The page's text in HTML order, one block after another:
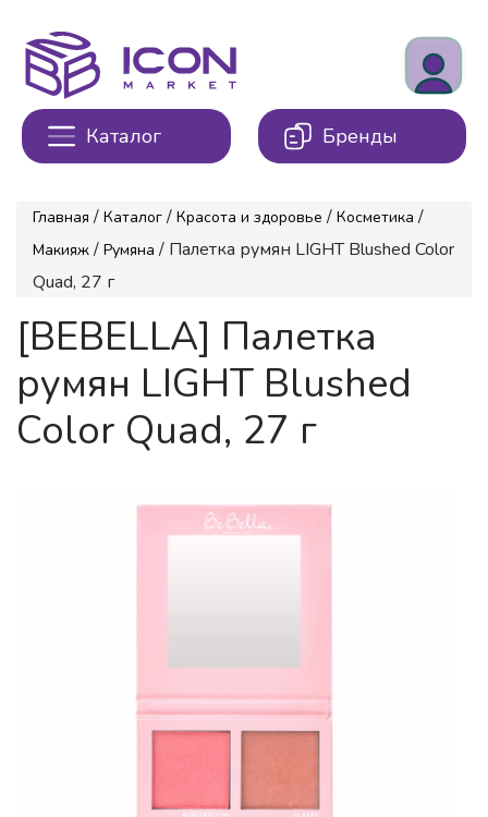
Каталог Бренды
Главная / Каталог / Красота и здоровье / Косметика /
Макияж / Румяна / Палетка румян LIGHT Blushed Color
Quad, 27 г
[BEBELLA] Палетка
румян LIGHT Blushed
Color Quad, 27 г